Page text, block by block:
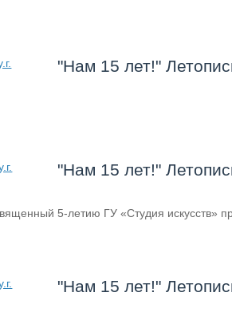
"Нам 15 лет!"
"Нам 15 лет!"
5-летию ГУ «Студия искусств»
"Нам 15 лет!"